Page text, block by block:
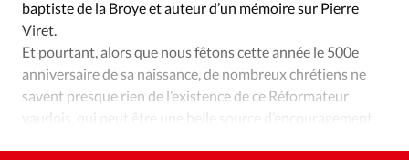
Opinions
Publireportage
Relations Aujourd'hui
Société
Vécu
Vie Intérieure
baptiste de la Broye et auteur d’un mémoire sur Pierre
Viret.
Et pourtant, alors que nous fêtons cette année le 500e
anniversaire de sa naissance, de nombreux chrétiens ne
savent presque rien de l’existence de ce Réformateur
vaudois, qui peut être une belle source d’encouragement